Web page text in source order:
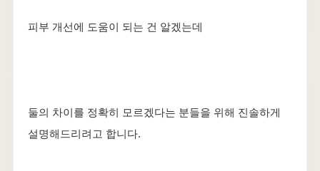
피부 개선에 도움이 되는 건 알겠는데
둘의 차이를 정확히 모르겠다는 분들을 위해 진솔하게
설명해드리려고 합니다.